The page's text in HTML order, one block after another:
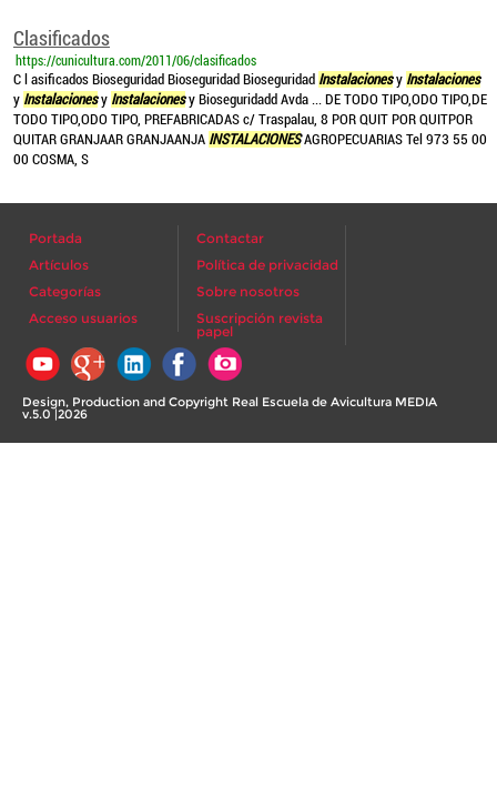
Clasificados
https://cunicultura.com/2011/06/clasificados
C l asificados Bioseguridad Bioseguridad Bioseguridad Instalacionesy Instalaciones
y Instalacionesy Instalacionesy Bioseguridadd Avda ... DE TODO TIPO,ODO TIPO,DE
TODO TIPO,ODO TIPO, PREFABRICADAS c/ Traspalau, 8 POR QUIT POR QUITPOR
QUITAR GRANJAAR GRANJAANJA INSTALACIONESAGROPECUARIAS Tel 973 55 00
00 COSMA, S
Portada
Artículos
Categorías
Acceso usuarios
Contactar
Política de privacidad
Sobre nosotros
Suscripción revista
papel
Design, Production and Copyright Real Escuela de Avicultura MEDIA
v.5.0 |2026